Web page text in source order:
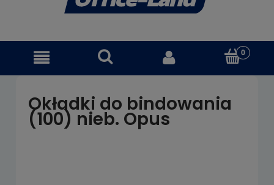
Okładki do bindowania
(100) nieb. Opus